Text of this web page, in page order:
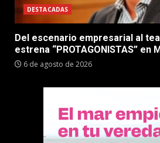
DESTACADAS
Del escenario empresarial al
estrena “PROTAGONISTAS” en
6 de agosto de 2026